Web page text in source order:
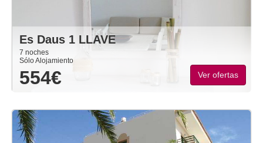
Es Daus 1 LLAVE
7 noches
Sólo Alojamiento
554€ Ver ofertas